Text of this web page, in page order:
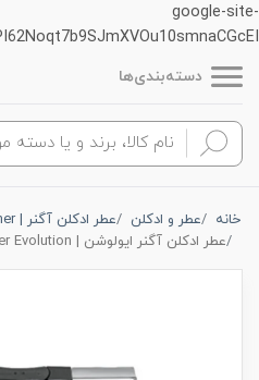
google-site-
دسته‌بندی‌ها
خانه عطر و ادکلن
عطر ادکلن آگنر | Aigner
عطر ادکلن آگنر ایولوشن | aigner Evolution